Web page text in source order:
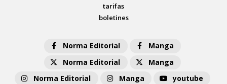
tarifas
boletines
Norma Editorial
Manga
Norma Editorial
Manga
Norma Editorial
Manga youtube